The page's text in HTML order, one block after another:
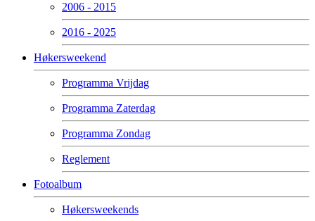
2006 - 2015
2016 - 2025
Høkersweekend
Programma Vrijdag
Programma Zaterdag
Programma Zondag
Reglement
Fotoalbum
Høkersweekends